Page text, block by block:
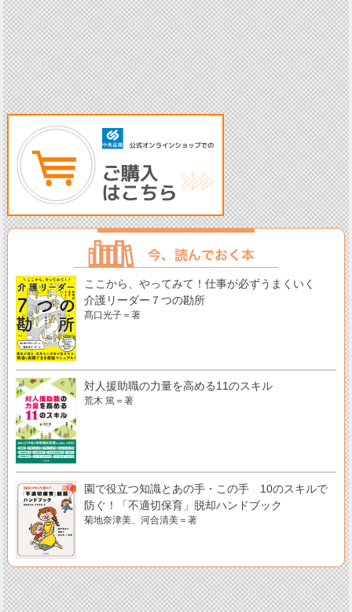
ここから、やってみて！仕事が必ずうまくいく
介護リーダー７つの勘所
髙口光子＝著
対人援助職の力量を高める11のスキル
荒木 篤＝著
園で役立つ知識とあの手・この手 10のスキルで
防ぐ！「不適切保育」脱却ハンドブック
菊地奈津美、河合清美＝著